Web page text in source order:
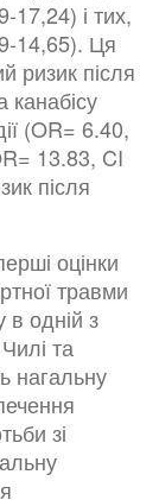
17,24) і тих,
14,65). Ця
ризик після
(OR= 6.40,
13.83, CI
після
оцінки
травми
в одній з
та
нагальну
зі